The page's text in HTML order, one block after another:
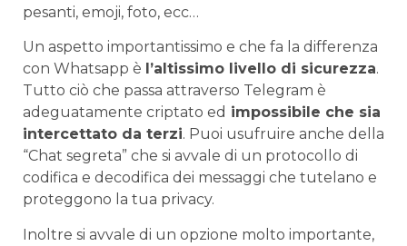
pesanti, emoji, foto, ecc…
Un aspetto importantissimo e che fa la differenza
con Whatsapp è l’altissimo livello di sicurezza.
Tutto ciò che passa attraverso Telegram è
adeguatamente criptato ed impossibile che sia
intercettato da terzi. Puoi usufruire anche della
“Chat segreta” che si avvale di un protocollo di
codifica e decodifica dei messaggi che tutelano e
proteggono la tua privacy.
Inoltre si avvale di un opzione molto importante,